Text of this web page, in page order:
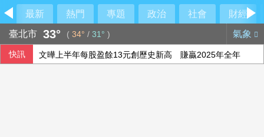
最新 熱門 專題 政治 社會
財經
臺北市 33° ( 34° / 31° ) 氣象
快訊 文曄上半年每股盈餘13元創歷史新高 賺贏2025年全年